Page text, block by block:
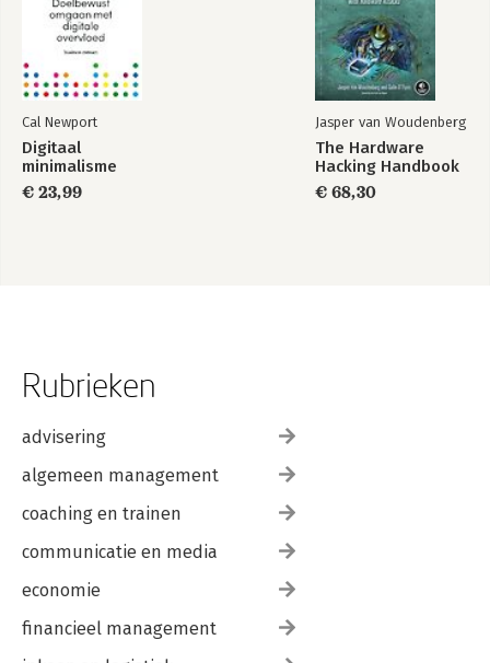
Wanneer je een Google Grants-account hebt
Wanneer je grote wijzigingen wilt testen
Overzicht houden
AdWords Editor
AdWords-dashboards in Google Analytics
Over de auteurs
Cal Newport
Digitaal
minimalisme
€ 23,99
Jasper van Woudenberg
The Hardware
Hacking Handbook
€ 68,30
Rubrieken
advisering
algemeen management
coaching en trainen
communicatie en media
economie
financieel management